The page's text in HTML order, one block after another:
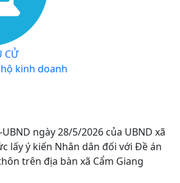
CỬ
kinh doanh
ngày 28/5/2026 của UBND xã
lấy ý kiến Nhân dân đối với Đề án
trên địa bàn xã Cẩm Giang